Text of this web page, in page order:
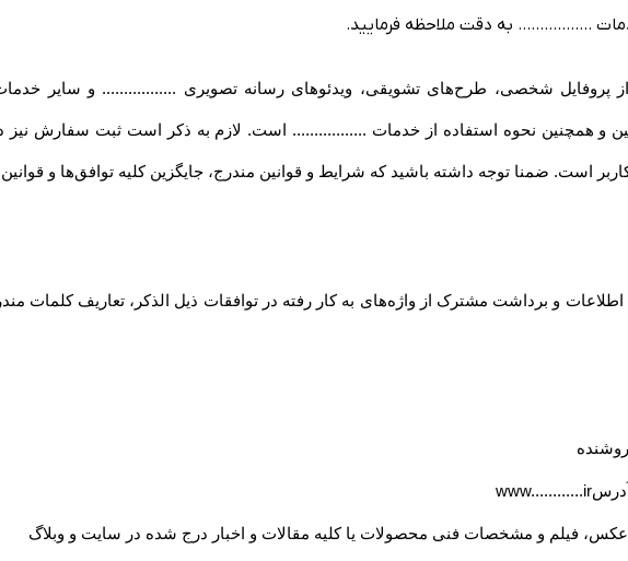
................. به دقت ملاحظه فرمایید.
پروفایل شخصی، طرح‏‌های تشویقی، ویدئوهای رسانه تصویری ................. و سایر
و همچنین نحوه استفاده از خدمات ................. است. لازم به ذکر است ثبت سفارش نیز
است. ضمنا توجه داشته باشید که شرایط و قوانین مندرج، جایگزین کلیه توافق‏‌ها و
و برداشت مشترک از واژه‌های به کار رفته در توافقات ذیل الذکر، تعاریف کلمات
www............ir
فیلم و مشخصات فنی محصولات یا کلیه مقالات و اخبار درج شده در سایت و وبلاگ